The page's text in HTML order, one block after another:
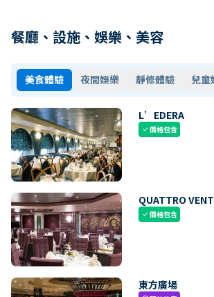
餐廳、設施、娛樂、美容
美食體驗 夜間娛樂 靜修體驗 兒童
L’EDERA
check價格包含
QUATTRO
check價格包含
東方廣場